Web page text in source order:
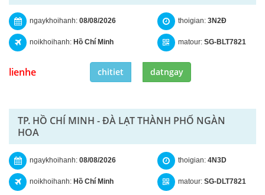
ngaykhoihanh: 08/08/2026
noikhoihanh: Hồ Chí Minh
thoigian: 3N2Đ
matour: SG-BLT7821
lienhe chitiet datngay
TP. HỒ CHÍ MINH - ĐÀ LẠT THÀNH PHỐ NGÀN
HOA
ngaykhoihanh: 08/08/2026
noikhoihanh: Hồ Chí Minh
thoigian: 4N3D
matour: SG-DLT7821